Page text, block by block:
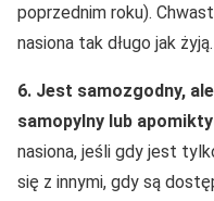
poprzednim roku).
nasiona tak długo jak żyją.
6. Jest samozgodny,
samopylny lub
nasiona, jeśli gdy jest
się z innymi, gdy są